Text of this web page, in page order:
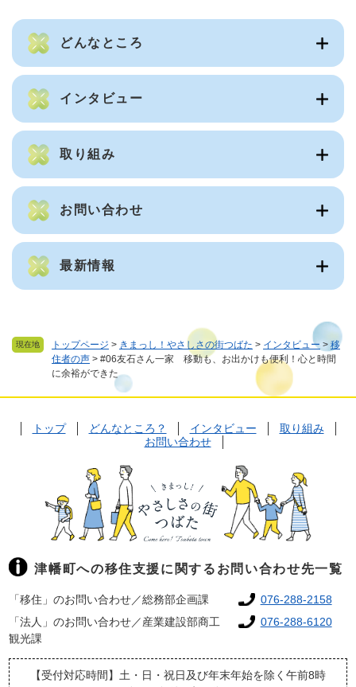
現在地 トップページ > きまっし！やさしさの街つばた > インタビュー > 移
住者の声 > #06友石さん一家 移動も、お出かけも便利！心と時間
に余裕ができた
どんなところ
インタビュー
取り組み
お問い合わせ
最新情報
トップ どんなところ？ インタビュー
取り組み
お問い合わせ
津幡町への移住支援に関するお問い合わせ先一覧
「移住」のお問い合わせ／総務部企画課
076-288-2158
「法人」のお問い合わせ／産業建設部商工
観光課
076-288-6120
【受付対応時間】土・日・祝日及び年末年始を除く午前8時